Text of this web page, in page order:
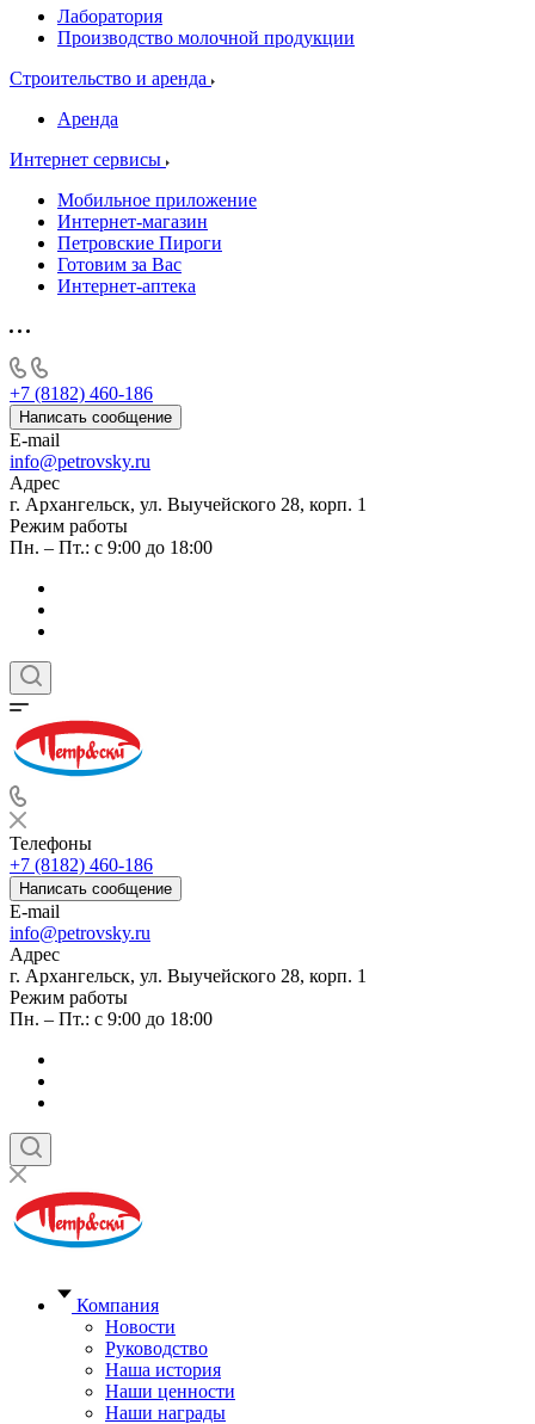
Лаборатория
Производство молочной продукции
Строительство и аренда
Аренда
Интернет сервисы
Мобильное приложение
Интернет-магазин
Петровские Пироги
Готовим за Вас
Интернет-аптека
+7 (8182) 460-186
Написать сообщение
E-mail
info@petrovsky.ru
Адрес
г. Архангельск, ул. Выучейского 28, корп. 1
Режим работы
Пн. – Пт.: с 9:00 до 18:00
Телефоны
+7 (8182) 460-186
Написать сообщение
E-mail
info@petrovsky.ru
Адрес
г. Архангельск, ул. Выучейского 28, корп. 1
Режим работы
Пн. – Пт.: с 9:00 до 18:00
Компания
Новости
Руководство
Наша история
Наши ценности
Наши награды